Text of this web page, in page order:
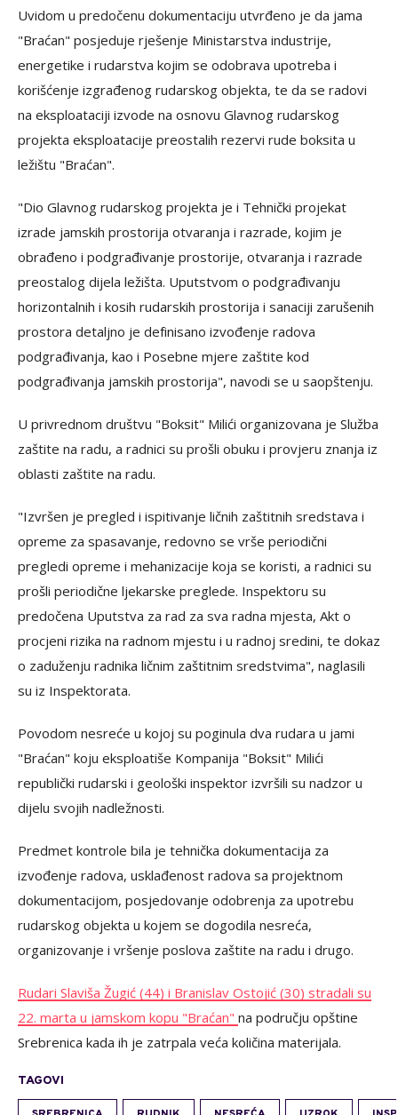
Uvidom u predočenu dokumentaciju utvrđeno je da jama
"Braćan" posjeduje rješenje Ministarstva industrije,
energetike i rudarstva kojim se odobrava upotreba i
korišćenje izgrađenog rudarskog objekta, te da se radovi
na eksploataciji izvode na osnovu Glavnog rudarskog
projekta eksploatacije preostalih rezervi rude boksita u
ležištu "Braćan".
"Dio Glavnog rudarskog projekta je i Tehnički projekat
izrade jamskih prostorija otvaranja i razrade, kojim je
obrađeno i podgrađivanje prostorije, otvaranja i razrade
preostalog dijela ležišta. Uputstvom o podgrađivanju
horizontalnih i kosih rudarskih prostorija i sanaciji zarušenih
prostora detaljno je definisano izvođenje radova
podgrađivanja, kao i Posebne mjere zaštite kod
podgrađivanja jamskih prostorija", navodi se u saopštenju.
U privrednom društvu "Boksit" Milići organizovana je Služba
zaštite na radu, a radnici su prošli obuku i provjeru znanja iz
oblasti zaštite na radu.
"Izvršen je pregled i ispitivanje ličnih zaštitnih sredstava i
opreme za spasavanje, redovno se vrše periodični
pregledi opreme i mehanizacije koja se koristi, a radnici su
prošli periodične ljekarske preglede. Inspektoru su
predočena Uputstva za rad za sva radna mjesta, Akt o
procjeni rizika na radnom mjestu i u radnoj sredini, te dokaz
o zaduženju radnika ličnim zaštitnim sredstvima", naglasili
su iz Inspektorata.
Povodom nesreće u kojoj su poginula dva rudara u jami
"Braćan" koju eksploatiše Kompanija "Boksit" Milići
republički rudarski i geološki inspektor izvršili su nadzor u
dijelu svojih nadležnosti.
Predmet kontrole bila je tehnička dokumentacija za
izvođenje radova, usklađenost radova sa projektnom
dokumentacijom, posjedovanje odobrenja za upotrebu
rudarskog objekta u kojem se dogodila nesreća,
organizovanje i vršenje poslova zaštite na radu i drugo.
Rudari Slaviša Žugić (44) i Branislav Ostojić (30) stradali su
22. marta u jamskom kopu "Braćan" na području opštine
Srebrenica kada ih je zatrpala veća količina materijala.
TAGOVI